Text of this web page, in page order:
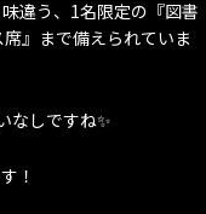
違う、1名限定の『図書
』まで備えられていま
なしですね✨
！